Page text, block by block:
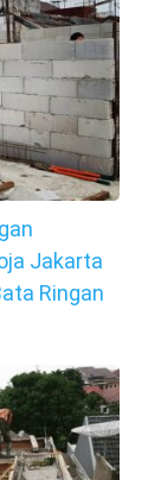
Jakarta
Ringan